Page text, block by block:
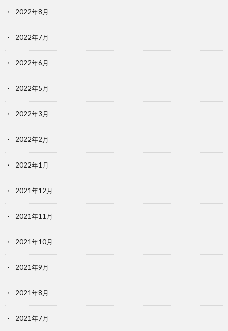
2022年8月
2022年7月
2022年6月
2022年5月
2022年3月
2022年2月
2022年1月
2021年12月
2021年11月
2021年10月
2021年9月
2021年8月
2021年7月